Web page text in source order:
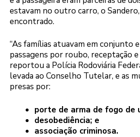
estavam no outro carro, o Sandero,
encontrado.
“As famílias atuavam em conjunto
passagens por roubo, receptação
reportou a Polícia Rodoviária
levada ao Conselho Tutelar, e as
presas por:
porte de arma de fogo de
desobediência; e
associação criminosa.